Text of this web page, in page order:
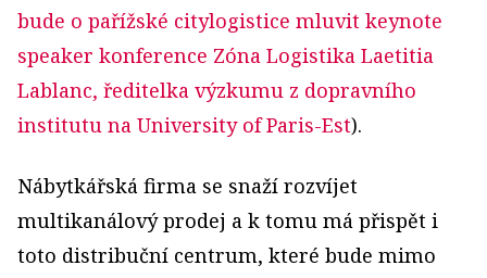
bude o pařížské citylogistice mluvit keynote
speaker konference Zóna Logistika Laetitia
Lablanc, ředitelka výzkumu z dopravního
institutu na University of Paris-Est).
Nábytkářská firma se snaží rozvíjet
multikanálový prodej a k tomu má přispět i
toto distribuční centrum, které bude mimo